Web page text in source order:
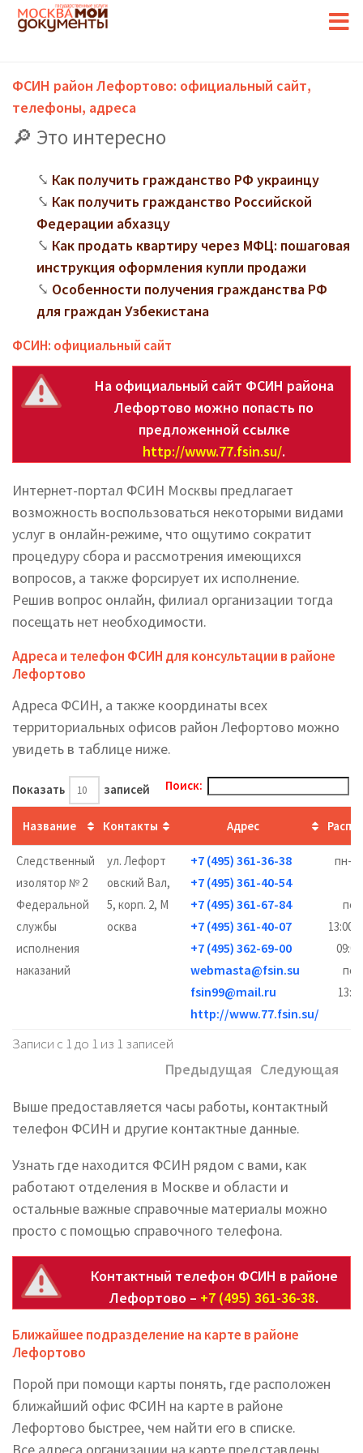
ФСИН район Лефортово: официальный сайт,
телефоны, адреса
Это интересно
Как получить гражданство РФ украинцу
Как получить гражданство Российской
Федерации абхазцу
Как продать квартиру через МФЦ: пошаговая
инструкция оформления купли продажи
Особенности получения гражданства РФ
для граждан Узбекистана
ФСИН: официальный сайт
На официальный сайт ФСИН района
Лефортово можно попасть по
предложенной ссылке
http://www.77.fsin.su/.
Интернет-портал ФСИН Москвы предлагает
возможность воспользоваться некоторыми видами
услуг в онлайн-режиме, что ощутимо сократит
процедуру сбора и рассмотрения имеющихся
вопросов, а также форсирует их исполнение.
Решив вопрос онлайн, филиал организации тогда
посещать нет необходимости.
Адреса и телефон ФСИН для консультации в районе
Лефортово
Адреса ФСИН, а также координаты всех
территориальных офисов район Лефортово можно
увидеть в таблице ниже.
Показать записей Поиск:
Название Контакты Адрес
Следственный
изолятор № 2
Федеральной
службы
исполнения
наказаний
ул. Лефорт
овский Вал,
5, корп. 2, М
осква
+7 (495) 361-36-38
+7 (495) 361-40-54
+7 (495) 361-67-84
+7 (495) 361-40-07
+7 (495) 362-69-00
webmasta@fsin.su
fsin99@mail.ru
http://www.77.fsin.su/
пн-
Записи с 1 до 1 из 1 записей
Предыдущая Следующая
Выше предоставляется часы работы, контактный
телефон ФСИН и другие контактные данные.
Узнать где находится ФСИН рядом с вами, как
работают отделения в Москве и области и
остальные важные справочные материалы можно
просто с помощью справочного телефона.
Контактный телефон ФСИН в районе
Лефортово – +7 (495) 361-36-38.
Ближайшее подразделение на карте в районе
Лефортово
Порой при помощи карты понять, где расположен
ближайший офис ФСИН на карте в районе
Лефортово быстрее, чем найти его в списке.